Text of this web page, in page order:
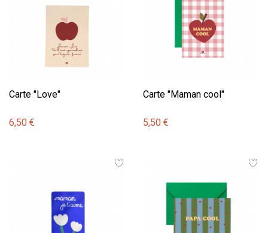
Carte "Love"
6,50 €
Carte "Maman cool"
5,50 €